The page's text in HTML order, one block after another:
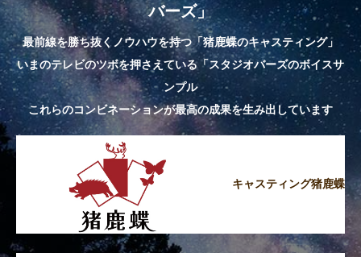
バーズ」
最前線を勝ち抜くノウハウを持つ「猪鹿蝶のキャスティング」
いまのテレビのツボを押さえている「スタジオバーズのボイスサ
ンプル
これらのコンビネーションが最高の成果を生み出しています
キャスティング猪鹿蝶